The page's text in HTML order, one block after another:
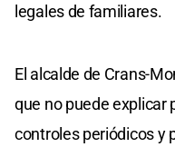
legales de familiares.
El alcalde de Crans-
que no puede explicar
controles periódicos y